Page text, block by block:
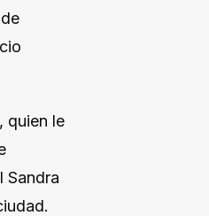
quien le
Sandra